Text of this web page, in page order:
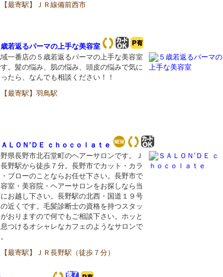
【最寄駅】ＪＲ線備前西市
若返るパーマの上手な美容室
一番店の５歳若返るパーマの上手な美容室
。髪の悩み、肌の悩み、頭皮の悩みで気に
たら、なんでも相談ください！！
【最寄駅】羽鳥駅
ＬＯＮ’ＤＥ ｃｈｏｃｏｌａｔｅ
県長野市北石堂町のヘアーサロンです。Ｊ
野駅から徒歩７分。長野市でカット・カラ
ブローのことならお任せ下さい。長野市で
室・美容院・ヘアーサロンをお探しなら当
お越し下さい。長野駅の北西・国道１９号
近くです。毛髪診断士の資格を持つスタッ
おりますので何でもご相談下さい。ホッと
つけるオシャレなカフェのようなサロンで
【最寄駅】ＪＲ長野駅（徒歩７分）